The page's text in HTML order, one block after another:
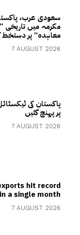
سعودی عرب،
مکرمہ میں تاریخی
معاہدہ“ پر دستخط
7 AUGUST 2026
پاکستان کی
پر پہنچ گئیں
7 AUGUST 2026
hit record
a single month
7 AUGUST 2026